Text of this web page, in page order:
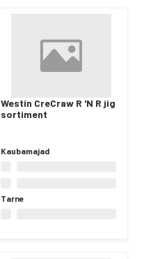
Westin CreCraw R 'N R jig
sortiment
Kaubamajad
Tarne